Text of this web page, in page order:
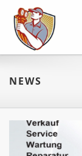
NEWS